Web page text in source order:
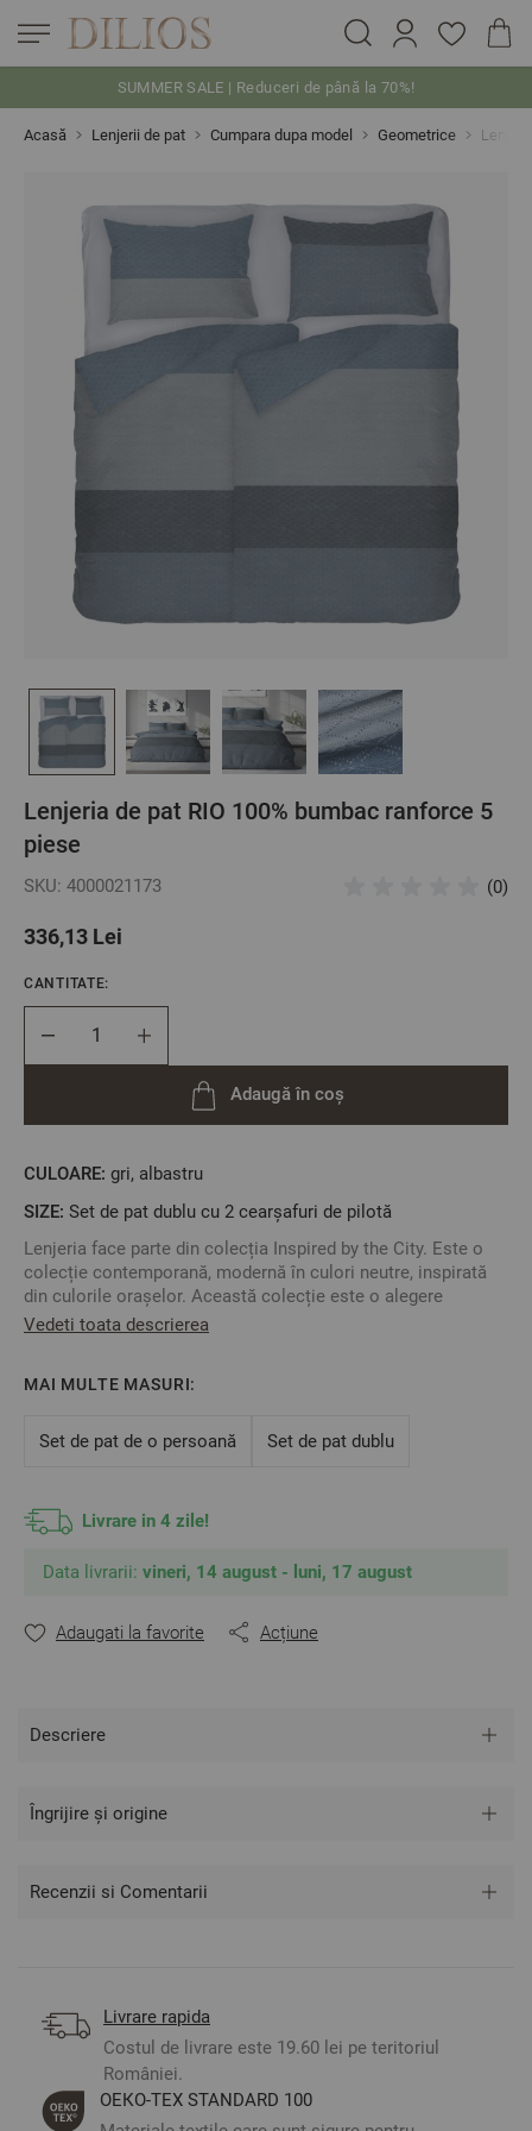
SUMMER SALE | Reduceri de până la 70%!
Acasă Lenjerii de pat Cumpara dupa model Geometrice
Lenjeria de pat RIO 100% bumbac ranforce 5
piese
SKU: 4000021173 (0)
336,13 Lei
CULOARE: gri, albastru
SIZE: Set de pat dublu cu 2 cearșafuri de pilotă
Lenjeria face parte din colecția Inspired by the City. Este o
colecție contemporană, modernă în culori neutre, inspirată
din culorile orașelor. Această colecție este o alegere
minunată pentru tineri și adolescenți, dar și pentru cei cărora
Cearșaful pentru pilotă se închide cu capse.
ranforce. Nu se va micșora cu mai mult de 4% dacă este
indicată pe etichetă pentru a asigura o durată lungă de
Fabricat în Bulgaria
Mărime:
sau tonalitatea.
Vedeti toata descrierea
MAI MULTE MASURI:
Set de pat de o persoană Set de pat dublu
Livrare in 4 zile!
Data livrarii: vineri, 14 august - luni, 17 august
CANTITATE:
Adaugă în coș
Adaugati la favorite Acțiune
Descriere
Îngrijire și origine
Recenzii si Comentarii
Livrare rapida
Costul de livrare este 19.60 lei pe teritoriul
României.
ОЕКО-ТЕX STANDARD 100